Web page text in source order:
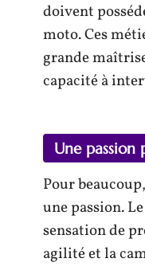
doivent
moto. Ces
grande
capacité à
Une
Pour
une passion.
sensation de
agilité et la